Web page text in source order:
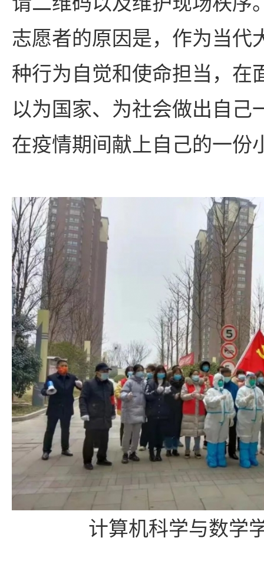
志愿者的原因是，作为当代
种行为自觉和使命担当，在
以为国家、为社会做出自己
在疫情期间献上自己的一份
计算机科学与数学